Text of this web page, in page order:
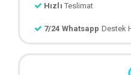
Hızlı Teslimat
7/24 Whatsapp